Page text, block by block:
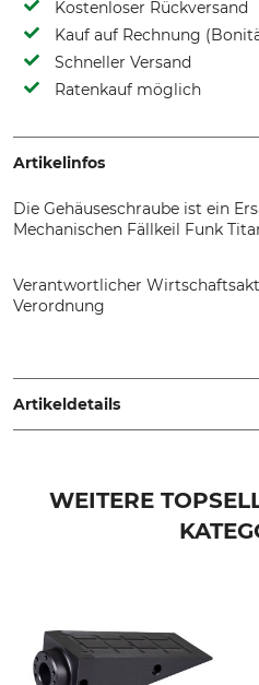
Kostenloser Rückversand
Kauf auf Rechnung
Schneller Versand
Ratenkauf möglich
Artikelinfos
Die Gehäuseschraube ist ein
Mechanischen Fällkeil Funk
Verantwortlicher
Verordnung
Wolfenbüttel, Germany,
Artikeldetails
WEITERE